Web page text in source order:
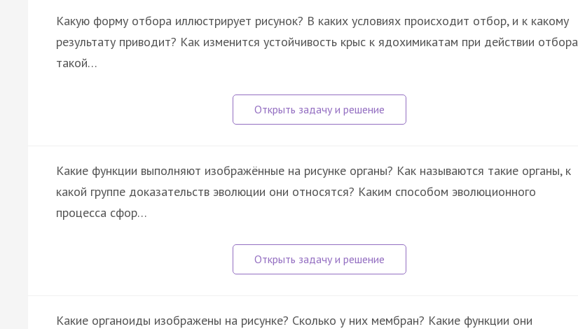
Какую форму отбора иллюстрирует рисунок? В каких условиях происходит отбор, и к какому
результату приводит? Как изменится устойчивость крыс к ядохимикатам при действии отбора
такой…
Какие функции выполняют изображённые на рисунке органы? Как называются такие органы, к
какой группе доказательств эволюции они относятся? Каким способом эволюционного
процесса сфор…
Какие органоиды изображены на рисунке? Сколько у них мембран? Какие функции они